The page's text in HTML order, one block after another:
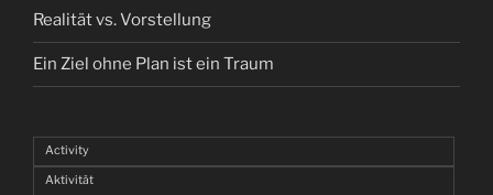
Realität vs. Vorstellung
Ein Ziel ohne Plan ist ein Traum
Activity
Aktivität